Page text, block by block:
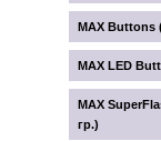
MAX Buttons
MAX LED
MAX
гр.)